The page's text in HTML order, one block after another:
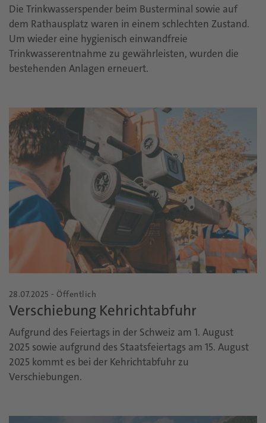
Die Trinkwasserspender beim Busterminal sowie auf
dem Rathausplatz waren in einem schlechten Zustand.
Um wieder eine hygienisch einwandfreie
Trinkwasserentnahme zu gewährleisten, wurden die
bestehenden Anlagen erneuert.
28.07.2025 - Öffentlich
Verschiebung Kehrichtabfuhr
Aufgrund des Feiertags in der Schweiz am 1. August
2025 sowie aufgrund des Staatsfeiertags am 15. August
2025 kommt es bei der Kehrichtabfuhr zu
Verschiebungen.